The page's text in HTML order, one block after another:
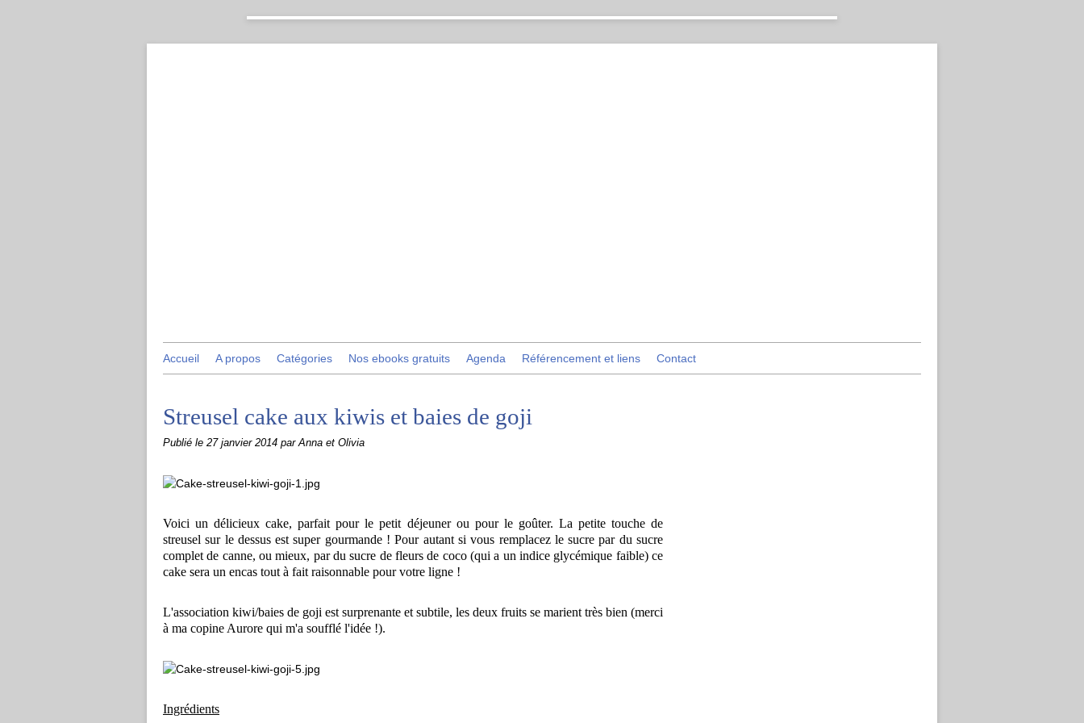
Accueil A propos Catégories Nos ebooks gratuits Agenda Référencement et liens Contact
Streusel cake aux kiwis et baies de goji
Publié le 27 janvier 2014 par Anna et Olivia
Voici un délicieux cake, parfait pour le petit déjeuner ou pour le goûter. La petite touche de
streusel sur le dessus est super gourmande ! Pour autant si vous remplacez le sucre par du sucre
complet de canne, ou mieux, par du sucre de fleurs de coco (qui a un indice glycémique faible) ce
cake sera un encas tout à fait raisonnable pour votre ligne !
L'association kiwi/baies de goji est surprenante et subtile, les deux fruits se marient très bien (merci
à ma copine Aurore qui m'a soufflé l'idée !).
Ingrédients